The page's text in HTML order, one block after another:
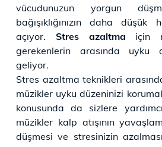
vücudunuzun yorgun
bağışıklığınızın daha
açıyor. Stres azaltma için
gerekenlerin arasında uyku
geliyor.
Stres azaltma teknikleri
müzikler uyku düzeninizi
konusunda da sizlere
müzikler kalp atışının
düşmesi ve stresinizin